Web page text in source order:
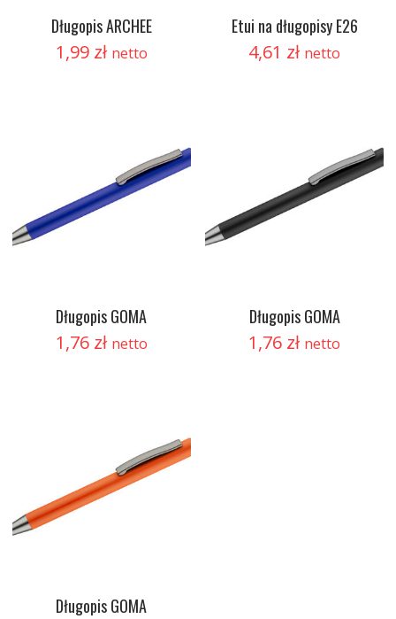
Długopis ARCHEE
1,99 zł netto
Etui na długopisy E26
4,61 zł netto
Długopis GOMA
1,76 zł netto
Długopis GOMA
1,76 zł netto
Długopis GOMA